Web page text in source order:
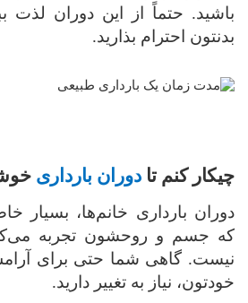
باشید. حتماً از این دوران لذت
بدنتون احترام بذارید.
چیکار کنم تا دوران بارداری
‌دوران بارداری خانم‌ها، بسیار
که جسم و روحشون تجربه
نیست. گاهی شما حتی برای
خودتون، نیاز به تغییر دارید.